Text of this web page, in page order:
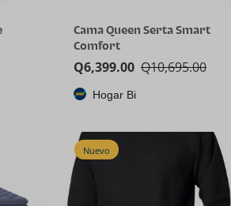
y 16
Cama Queen Serta Smart
Comfort
Q10,695.00
Q6,399.00
Hogar Bi
Nuevo